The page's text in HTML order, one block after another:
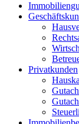
Privatkunden